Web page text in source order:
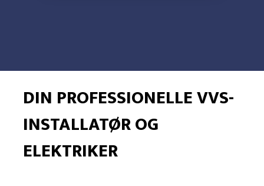
DIN PROFESSIONELLE VVS-
INSTALLATØR OG
ELEKTRIKER